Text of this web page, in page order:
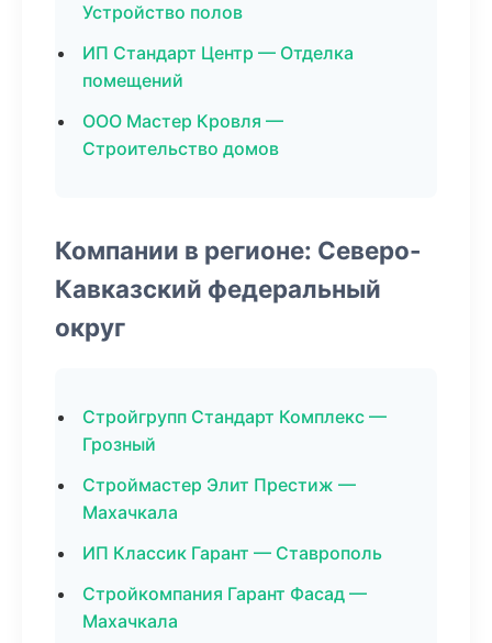
Устройство полов
ИП Стандарт Центр — Отделка
помещений
ООО Мастер Кровля —
Строительство домов
Компании в регионе: Северо-
Кавказский федеральный
округ
Стройгрупп Стандарт Комплекс —
Грозный
Строймастер Элит Престиж —
Махачкала
ИП Классик Гарант — Ставрополь
Стройкомпания Гарант Фасад —
Махачкала